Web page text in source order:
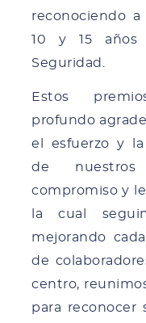
reconociendo
10 y 15 años
Seguridad.
Estos
profundo
el esfuerzo y
de nuestros
compromiso y
la cual
mejorando
de
centro,
para reconocer